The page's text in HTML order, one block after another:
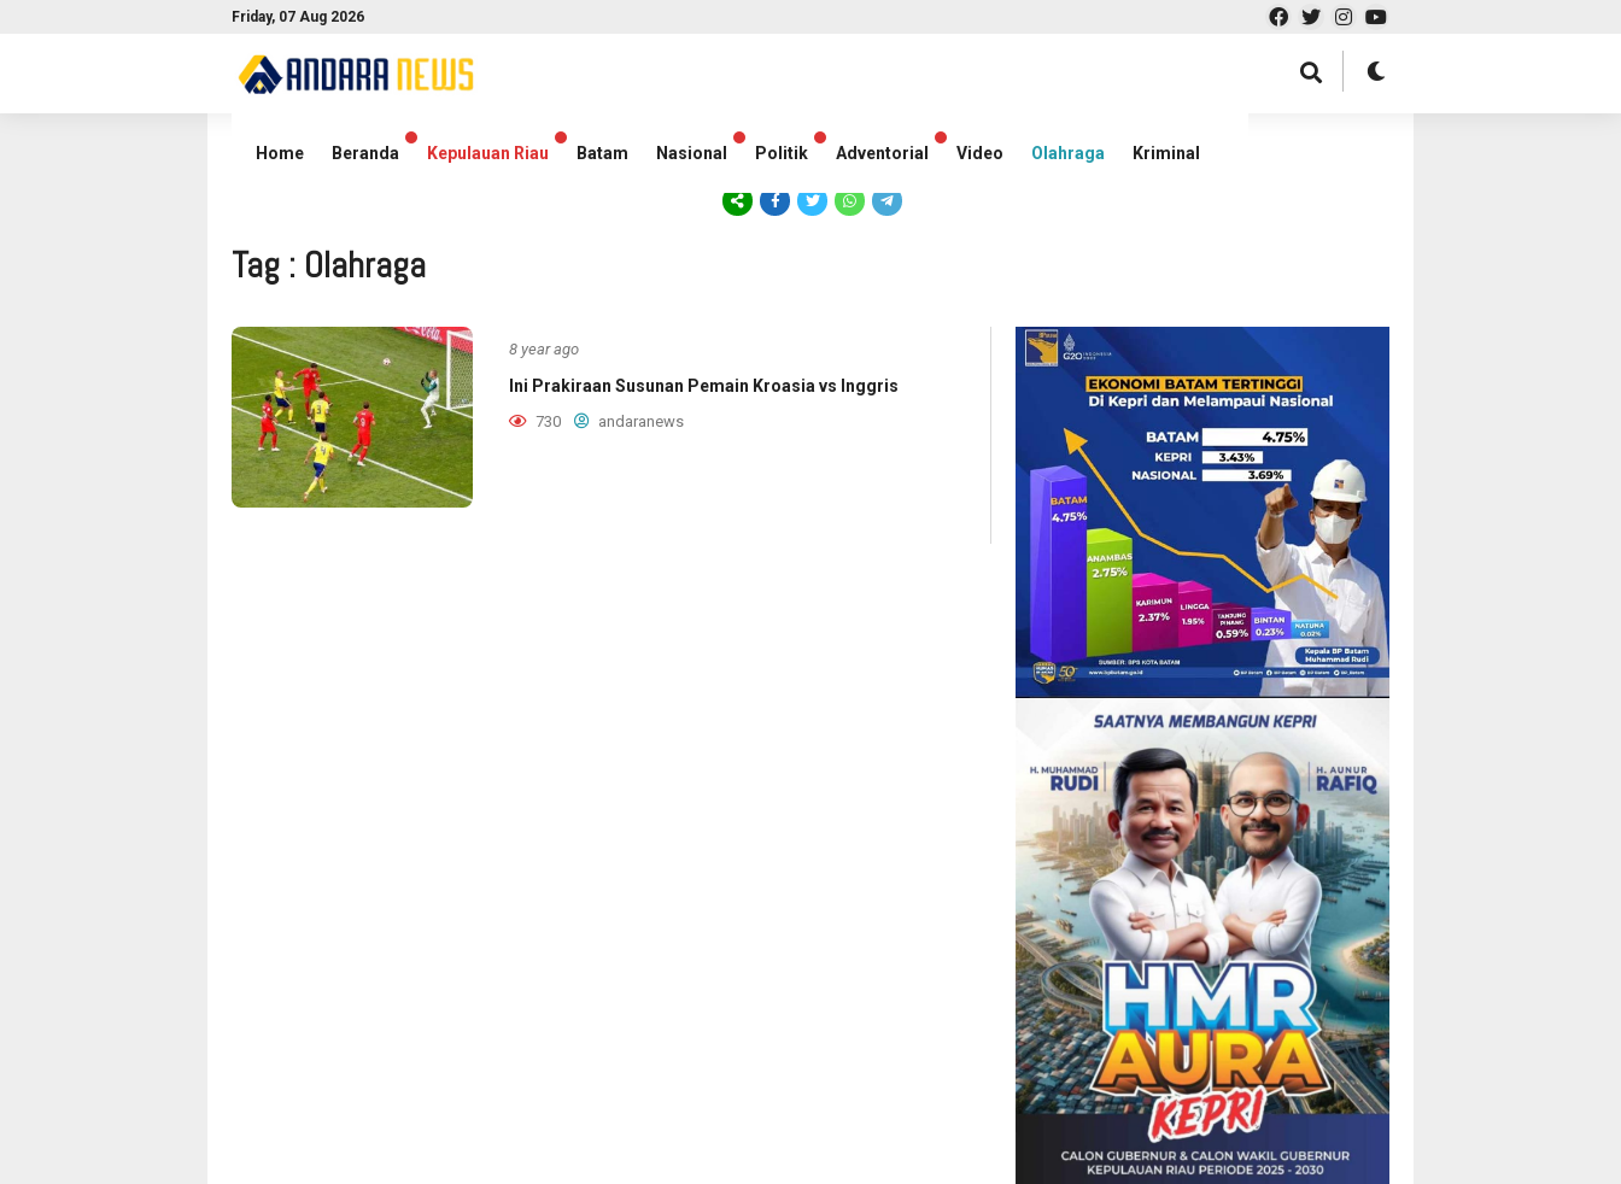
Friday, 07 Aug 2026
Home Beranda Kepulauan Riau Batam Nasional Politik Adventorial Video Olahraga Kriminal
Tag : Olahraga
8 year ago
Ini Prakiraan Susunan Pemain Kroasia vs Inggris
730 andaranews